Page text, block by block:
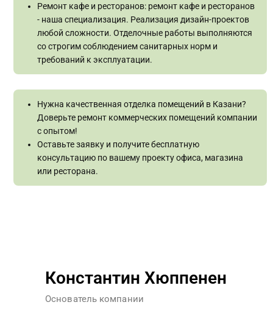
Ремонт кафе и ресторанов: ремонт кафе и ресторанов
- наша специализация. Реализация дизайн-проектов
любой сложности. Отделочные работы выполняются
со строгим соблюдением санитарных норм и
требований к эксплуатации.
Нужна качественная отделка помещений в Казани?
Доверьте ремонт коммерческих помещений компании
с опытом!
Оставьте заявку и получите бесплатную
консультацию по вашему проекту офиса, магазина
или ресторана.
Константин Хюппенен
Основатель компании